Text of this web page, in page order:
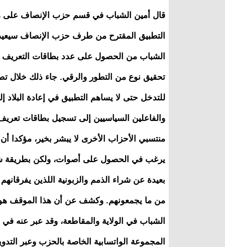
قال أمين الشباب في قسم حزب الإنصاف على
التطبيق المقترح من طرف حزب الإنصاف
الشباب من الحصول على عدد بطاقات التعريف
تحقيق نوع من التطور والرقي. جاء ذلك خلال
للتدخل حتى لا يساهم التطبيق في إعادة البلاد إلى 2005 وسياسة الحزب
والفاعلين السياسيين إلى تسجيل بطاقات
منتسبي الأحزاب الأخرى لا يبشر بخير، مؤكدا
يرغب في الحصول على أصوات، ولكن بطريقة
بعيدة عن شراء الذمم والزبونية اللذين يفرقانهم
من ما يجمعونهم. وكشف عن أن هذا الموقف
الشباب في الولاية والمقاطعة، وقد عبر عنه في
المجموعة الواتسابية الخاصة بالحزب وعبر